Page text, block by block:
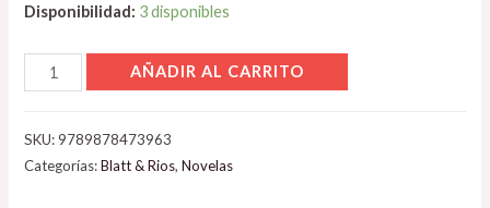
Disponibilidad: 3 disponibles
AÑADIR AL CARRITO
SKU:9789878473963
Categorías:Blatt & Rios,Novelas